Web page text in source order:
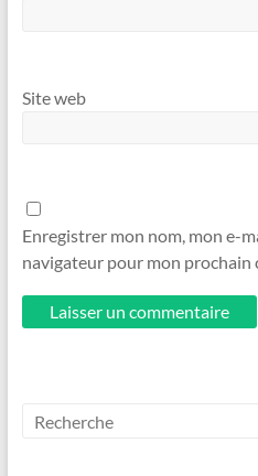
Site web
Enregistrer mon nom, mon e-
navigateur pour mon prochain